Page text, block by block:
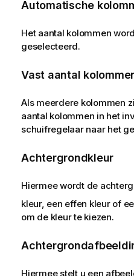
Automatische
Het aantal kolommen
geselecteerd.
Vast aantal
Als meerdere kolommen
aantal kolommen in het
schuifregelaar naar het
Achtergrondkleur
Hiermee wordt de
kleur, een effen kleur of
om de kleur te kiezen.
Hiermee stelt u een